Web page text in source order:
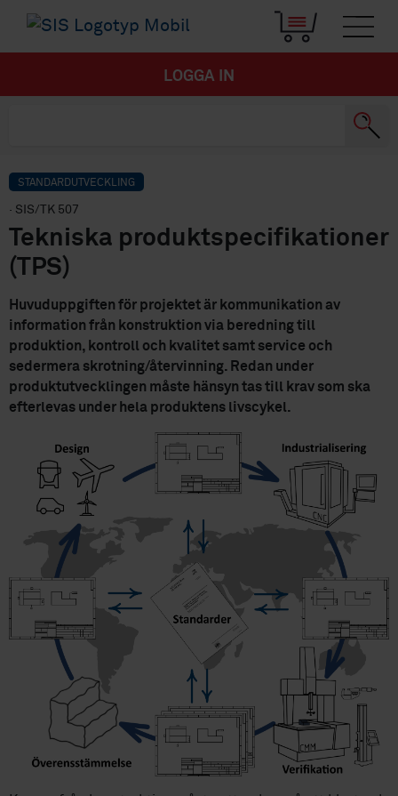
LOGGA IN
STANDARDUTVECKLING
· SIS/TK 507
Tekniska produktspecifikationer
(TPS)
Huvuduppgiften för projektet är kommunikation av
information från konstruktion via beredning till
produktion, kontroll och kvalitet samt service och
sedermera skrotning/återvinning. Redan under
produktutvecklingen måste hänsyn tas till krav som ska
efterlevas under hela produktens livscykel.